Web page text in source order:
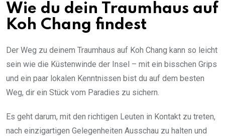
Wie du dein Traumhaus auf
Koh Chang findest
Der Weg zu deinem Traumhaus auf Koh Chang kann so leicht
sein wie die Küstenwinde der Insel – mit ein bisschen Grips
und ein paar lokalen Kenntnissen bist du auf dem besten
Weg, dir ein Stück vom Paradies zu sichern.
Es geht darum, mit den richtigen Leuten in Kontakt zu treten,
nach einzigartigen Gelegenheiten Ausschau zu halten und